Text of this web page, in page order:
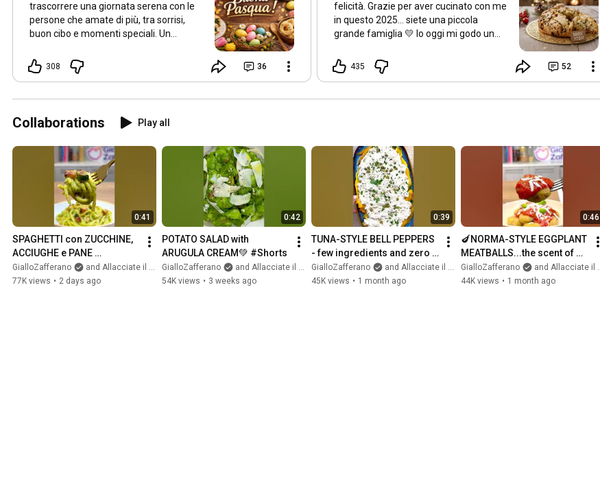
trascorrere una giornata serena con le
persone che amate di più, tra sorrisi,
buon cibo e momenti speciali. Un
Buona Pasqua! 🐰🥚
#festadipasqua
308 36
felicità. Grazie per aver cucinato con me
in questo 2025… siete una piccola
grande famiglia 💛 Io oggi mi godo un
#buonanno#capodanno2026
🎉
435 52
Collaborations Play all
0:41
SPAGHETTI con ZUCCHINE,
ACCIUGHE e PANE
CROCCANTE🍝🥒✨ #Shorts
GialloZafferano
and Allacciate il grembiule
77K views • 2 days ago
0:42
POTATO SALAD with
ARUGULA CREAM💚 #Shorts
GialloZafferano
and Allacciate il grembiule
54K views • 3 weeks ago
0:39
TUNA-STYLE BELL PEPPERS
- few ingredients and zero
stress🌿🫑 #Shorts
GialloZafferano
and Allacciate il grembiule
45K views • 1 month ago
0:46
🍆NORMA-STYLE EGGPLANT
MEATBALLS...the scent of
home✨ #Shorts
GialloZafferano
and Allacciate il grembiule
44K views • 1 month ago